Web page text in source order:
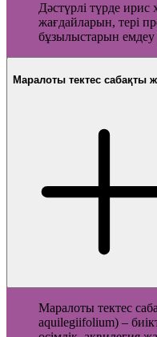
Дәстүрлі түрде
жағдайларын, тері
бұзылыстарын
Маралоты тектес сабақты
Маралоты тектес
aquilegiifolium) –